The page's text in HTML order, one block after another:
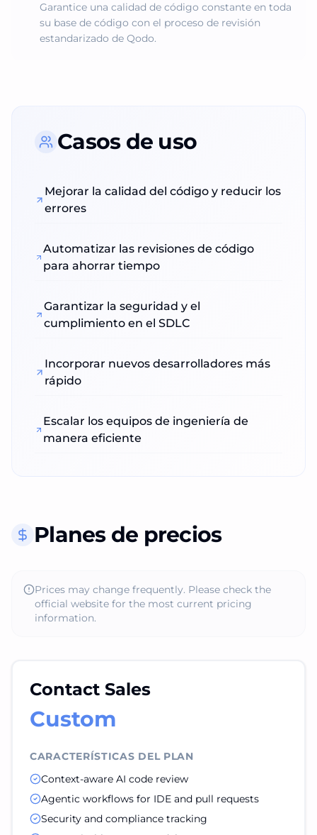
Garantice una calidad de código constante en toda
su base de código con el proceso de revisión
estandarizado de Qodo.
Casos de uso
Mejorar la calidad del código y reducir los
errores
Automatizar las revisiones de código
para ahorrar tiempo
Garantizar la seguridad y el
cumplimiento en el SDLC
Incorporar nuevos desarrolladores más
rápido
Escalar los equipos de ingeniería de
manera eficiente
Planes de precios
Prices may change frequently. Please check the
official website for the most current pricing
information.
Contact Sales
Custom
CARACTERÍSTICAS DEL PLAN
Context-aware AI code review
Agentic workflows for IDE and pull requests
Security and compliance tracking